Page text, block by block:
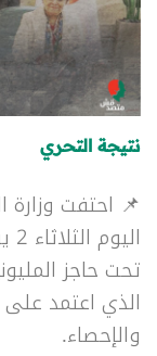
نتيجة التحري
📌 احتفت وزارة
تحت حاجز
الذي اعتمد على
والإحصاء.